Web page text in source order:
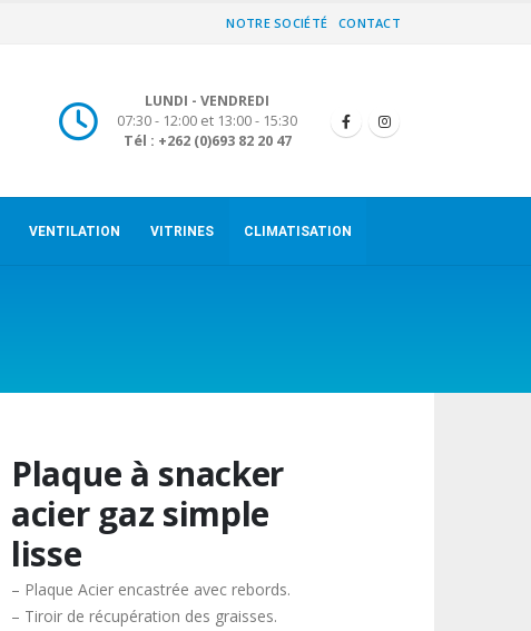
NOTRE SOCIÉTÉ CONTACT
LUNDI - VENDREDI
07:30 - 12:00 et 13:00 - 15:30
Tél : +262 (0)693 82 20 47
VENTILATION VITRINES CLIMATISATION
Plaque à snacker
acier gaz simple
lisse
– Plaque Acier encastrée avec rebords.
– Tiroir de récupération des graisses.